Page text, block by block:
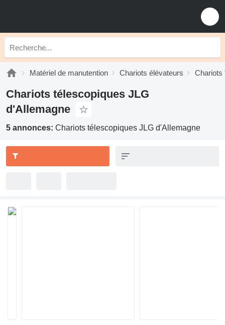
Matériel de manutention Chariots élévateurs Chariots
Chariots télescopiques JLG
d'Allemagne
5 annonces: Chariots télescopiques JLG d'Allemagne